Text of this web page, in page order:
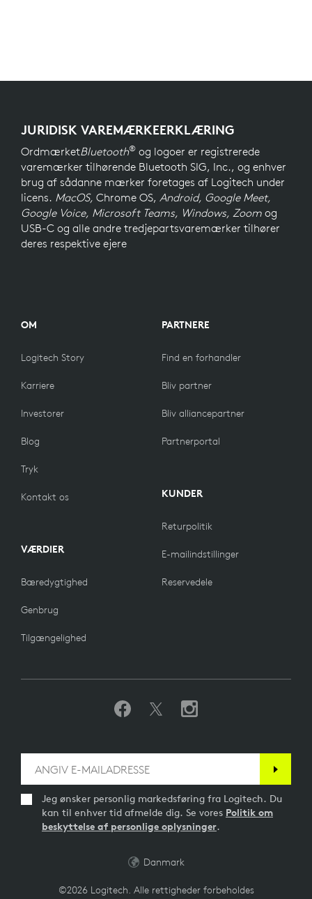
JURIDISK VAREMÆRKEERKLÆRING
OrdmærketBluetooth® og logoer er registrerede
varemærker tilhørende Bluetooth SIG, Inc., og enhver
brug af sådanne mærker foretages af Logitech under
licens. MacOS, Chrome OS, Android, Google Meet,
Google Voice, Microsoft Teams, Windows, Zoom og
USB-C og alle andre tredjepartsvaremærker tilhører
deres respektive ejere
OM
Logitech Story
Karriere
Investorer
Blog
Tryk
Kontakt os
VÆRDIER
Bæredygtighed
Genbrug
Tilgængelighed
PARTNERE
Find en forhandler
Bliv partner
Bliv alliancepartner
Partnerportal
KUNDER
Returpolitik
E-mailindstillinger
Reservedele
Jeg ønsker personlig markedsføring fra Logitech. Du
kan til enhver tid afmelde dig. Se vores Politik om
beskyttelse af personlige oplysninger.
©2026 Logitech. Alle rettigheder forbeholdes
Danmark